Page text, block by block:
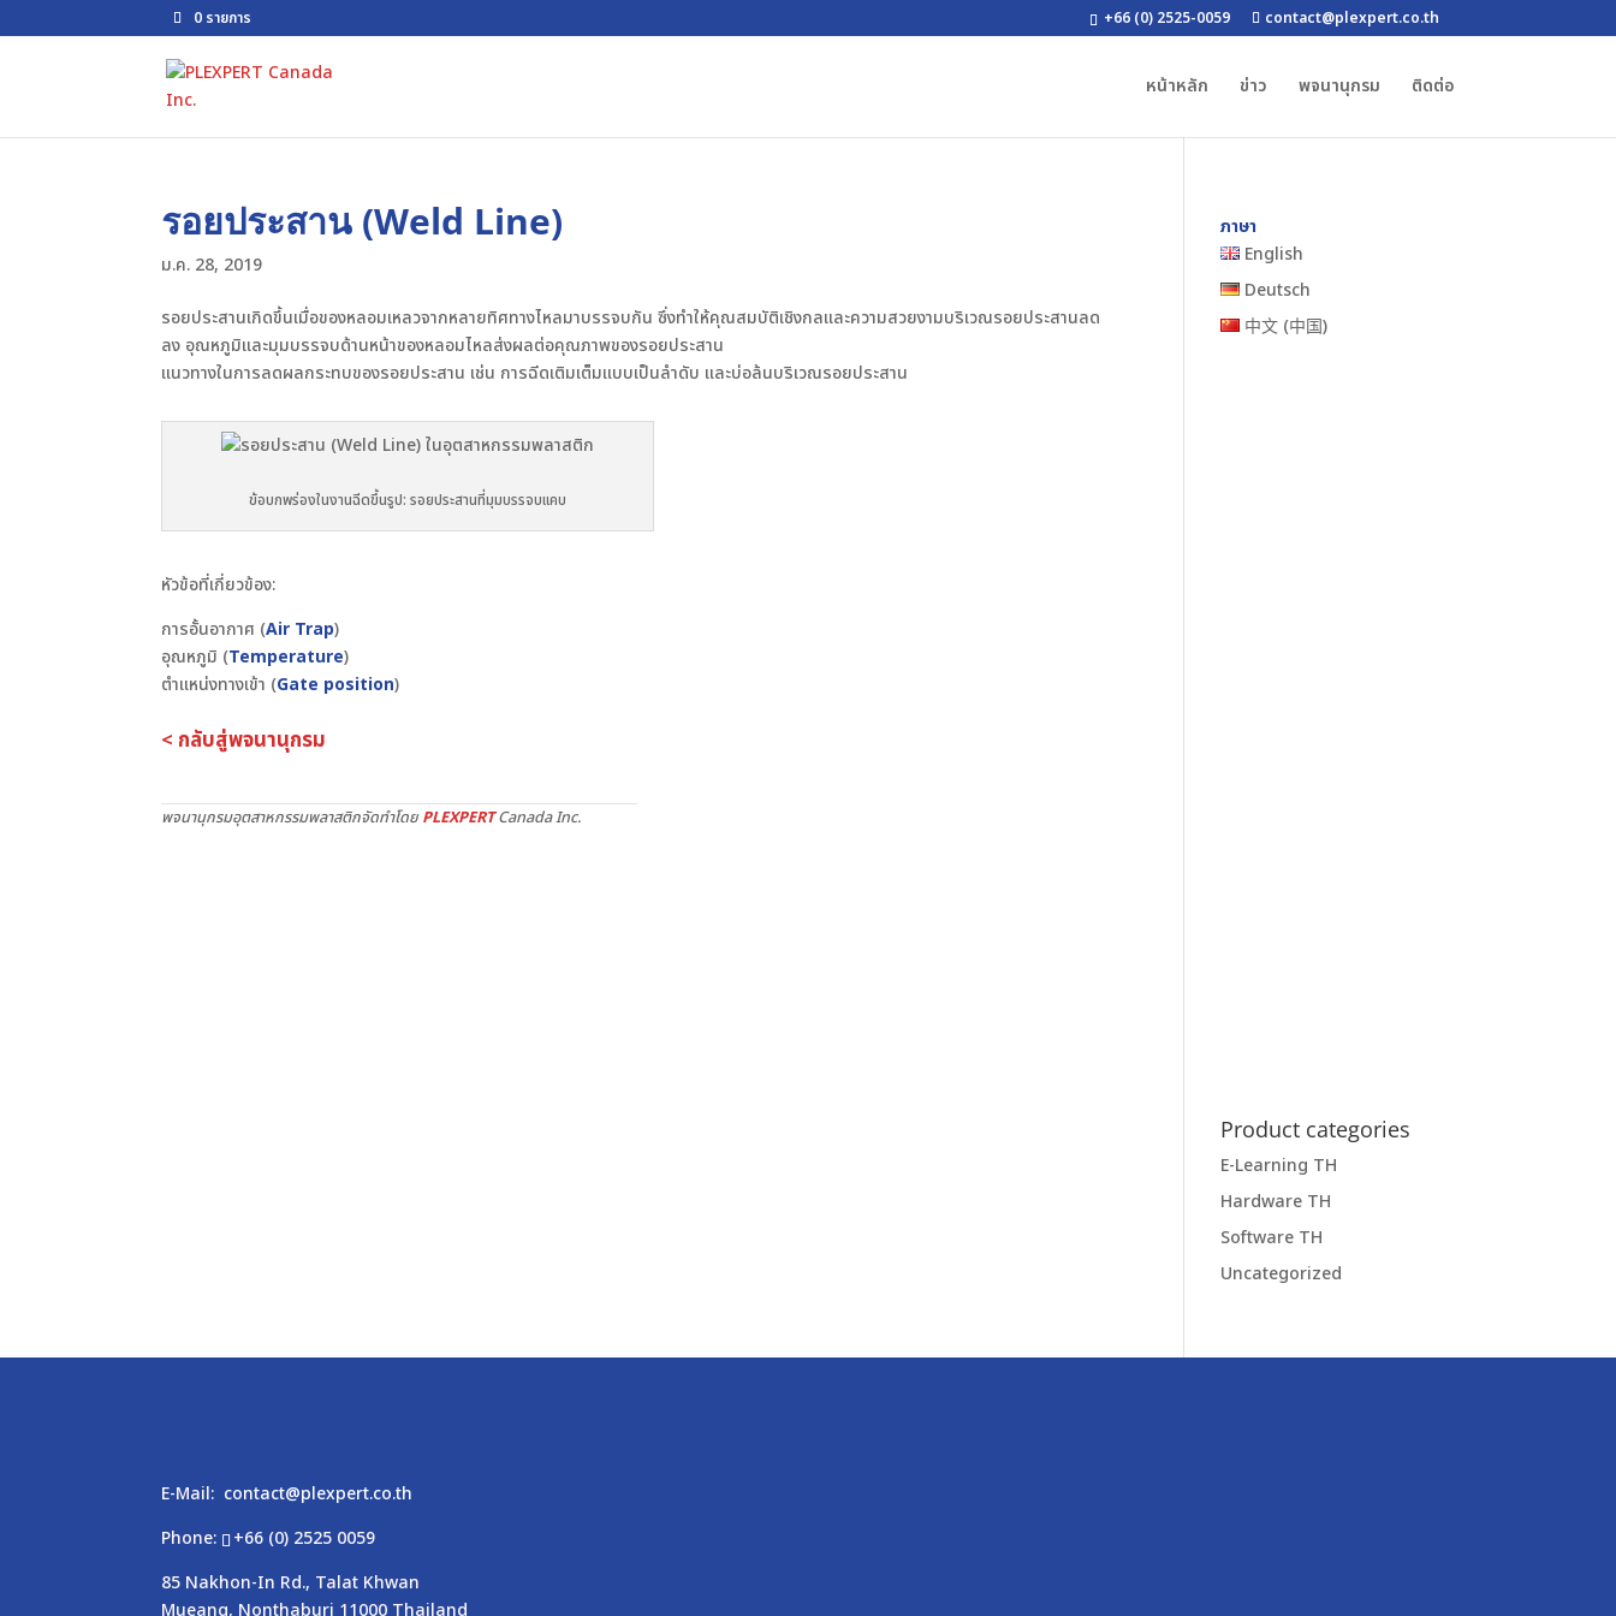
+66 (0) 2525-0059 contact@plexpert.co.th
0 รายการ
หน้าหลัก ข่าว พจนานุกรม ติดต่อ
รอยประสาน (Weld Line)
ม.ค. 28, 2019
รอยประสานเกิดขึ้นเมื่อของหลอมเหลวจากหลายทิศทางไหลมาบรรจบกัน ซึ่งทำให้คุณสมบัติเชิงกลและความสวยงามบริเวณรอยประสานลด
ลง อุณหภูมิและมุมบรรจบด้านหน้าของหลอมไหลส่งผลต่อคุณภาพของรอยประสาน
แนวทางในการลดผลกระทบของรอยประสาน เช่น การฉีดเติมเต็มแบบเป็นลำดับ และบ่อล้นบริเวณรอยประสาน
ข้อบกพร่องในงานฉีดขึ้นรูป: รอยประสานที่มุมบรรจบแคบ
หัวข้อที่เกี่ยวข้อง:
การอั้นอากาศ (Air Trap)
อุณหภูมิ (Temperature)
ตำแหน่งทางเข้า (Gate position)
< กลับสู่พจนานุกรม
พจนานุกรมอุตสาหกรรมพลาสติกจัดทำโดยPLEXPERTCanada Inc.
ภาษา
English
Deutsch
中文 (中国)
Product categories
E-Learning TH
Hardware TH
Software TH
Uncategorized
E-Mail: contact@plexpert.co.th
Phone:
+66 (0) 2525 0059
85 Nakhon-In Rd., Talat Khwan
Mueang, Nonthaburi 11000 Thailand